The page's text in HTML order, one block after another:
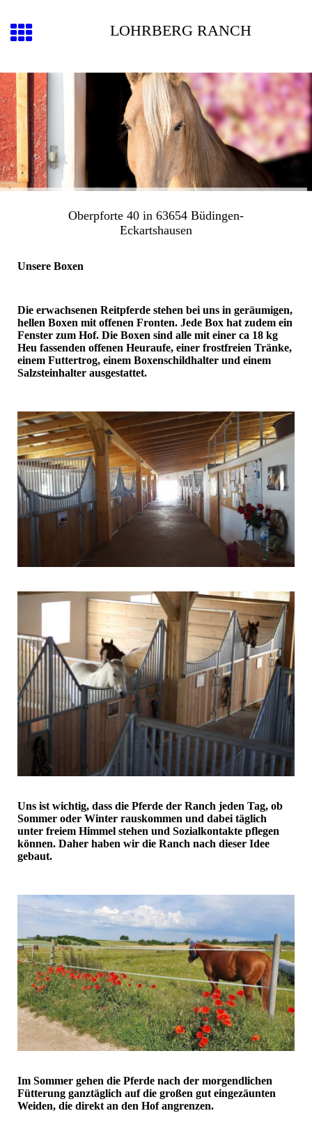
LOHRBERG RANCH
Oberpforte 40 in 63654 Büdingen-
Eckartshausen
Unsere Boxen
Die erwachsenen Reitpferde stehen bei uns in geräumigen,
hellen Boxen mit offenen Fronten. Jede Box hat zudem ein
Fenster zum Hof. Die Boxen sind alle mit einer ca 18 kg
Heu fassenden offenen Heuraufe, einer frostfreien Tränke,
einem Futtertrog, einem Boxenschildhalter und einem
Salzsteinhalter ausgestattet.
Uns ist wichtig, dass die Pferde der Ranch jeden Tag, ob
Sommer oder Winter rauskommen und dabei täglich
unter freiem Himmel stehen und Sozialkontakte pflegen
können. Daher haben wir die Ranch nach dieser Idee
gebaut.
Im Sommer gehen die Pferde nach der morgendlichen
Fütterung ganztäglich auf die großen gut eingezäunten
Weiden, die direkt an den Hof angrenzen.